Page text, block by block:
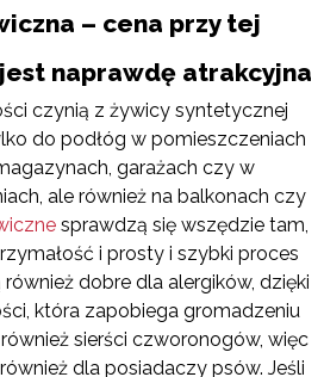
– cena przy tej
naprawdę atrakcyjna
czynią z żywicy syntetycznej
do podłóg w pomieszczeniach
garażach czy w
ale również na balkonach czy
sprawdzą się wszędzie tam,
i prosty i szybki proces
również dobre dla alergików, dzięki
która zapobiega gromadzeniu
sierści czworonogów, więc
dla posiadaczy psów. Jeśli